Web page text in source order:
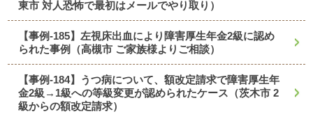
東市 対人恐怖で最初はメールでやり取り）
【事例-185】左視床出血により障害厚生年金2級に認め
られた事例（高槻市 ご家族様よりご相談）
【事例-184】うつ病について、額改定請求で障害厚生年
金2級→1級への等級変更が認められたケース（茨木市 2
級からの額改定請求）